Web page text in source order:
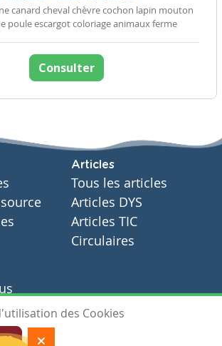
canard cheval chèvre cochon lapin mouton
poule escargot coloriage animaux ferme
Consulter
Articles
Tous les articles
Articles DYS
Articles TIC
Circulaires
des Cookies